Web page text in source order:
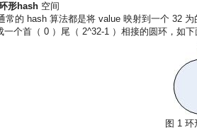
形hash空间
常的 hash 算法都是将 value 映射到一个 32
一个首（ 0 ）尾（ 2^32-1 ）相接的圆环，如下
图 1 环